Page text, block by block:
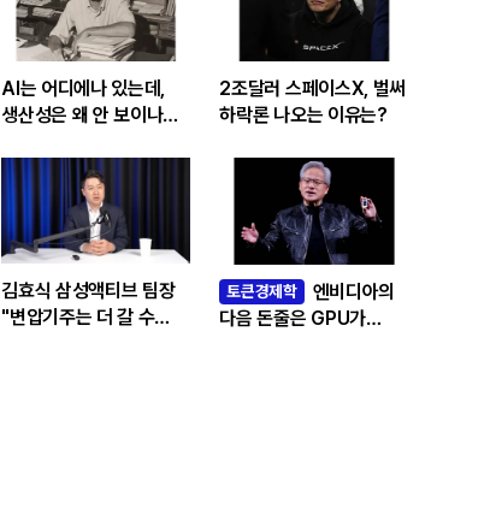
AI는 어디에나 있는데,
생산성은 왜 안 보이나…
‘솔로우 패러독스’
2조달러 스페이스X, 벌써
하락론 나오는 이유는?
김효식 삼성액티브 팀장
"변압기주는 더 갈 수
토큰경제학
엔비디아의
다음 돈줄은 GPU가